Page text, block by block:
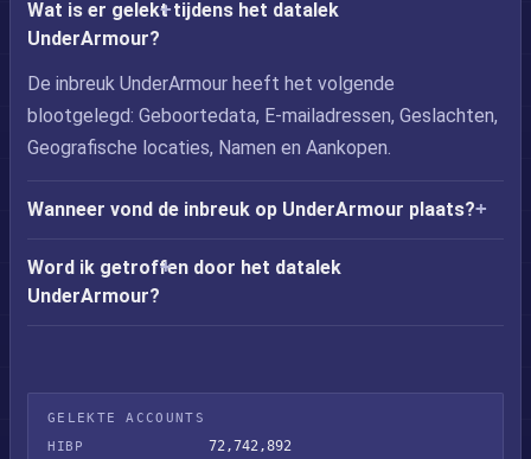
Wat is er gelekt tijdens het datalek
UnderArmour?
De inbreuk UnderArmour heeft het volgende
blootgelegd: Geboortedata, E-mailadressen, Geslachten,
Geografische locaties, Namen en Aankopen.
Wanneer vond de inbreuk op UnderArmour plaats?
Word ik getroffen door het datalek
UnderArmour?
GELEKTE ACCOUNTS
HIBP
72,742,892